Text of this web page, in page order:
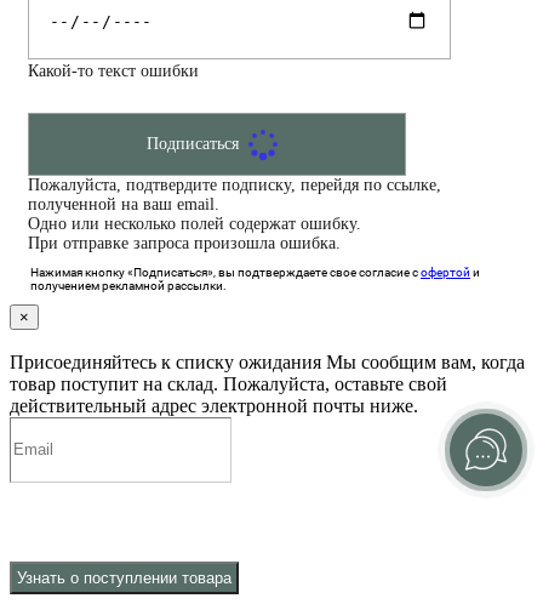
Какой-то текст ошибки
Подписаться
Пожалуйста, подтвердите подписку, перейдя по ссылке,
полученной на ваш email.
Одно или несколько полей содержат ошибку.
При отправке запроса произошла ошибка.
Нажимая кнопку «Подписаться», вы подтверждаете свое согласие софертой и
получением рекламной рассылки.
×
Присоединяйтесь к списку ожидания Мы сообщим вам, когда
товар поступит на склад. Пожалуйста, оставьте свой
действительный адрес электронной почты ниже.
Узнать о поступлении товара